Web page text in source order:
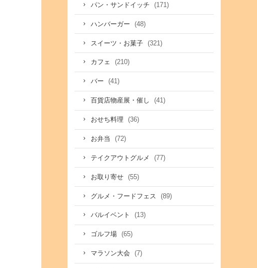
パン・サンドイッチ (171)
ハンバーガー (48)
スイーツ・お菓子 (321)
カフェ (210)
バー (41)
百貨店物産展・催し (41)
おせち料理 (36)
お弁当 (72)
テイクアウトグルメ (77)
お取り寄せ (55)
グルメ・フードフェス (89)
バルイベント (13)
ゴルフ場 (65)
マラソン大会 (7)